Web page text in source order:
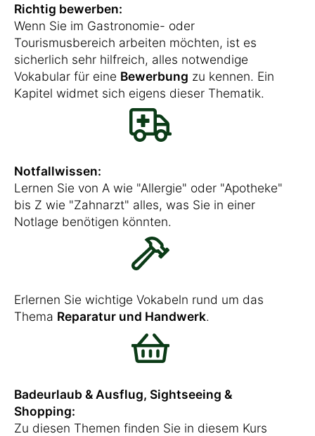
Richtig bewerben:
Wenn Sie im Gastronomie- oder
Tourismusbereich arbeiten möchten, ist es
sicherlich sehr hilfreich, alles notwendige
Vokabular für eine Bewerbung zu kennen. Ein
Kapitel widmet sich eigens dieser Thematik.
Notfallwissen:
Lernen Sie von A wie "Allergie" oder "Apotheke"
bis Z wie "Zahnarzt" alles, was Sie in einer
Notlage benötigen könnten.
Erlernen Sie wichtige Vokabeln rund um das
Thema Reparatur und Handwerk.
Badeurlaub & Ausflug, Sightseeing &
Shopping:
Zu diesen Themen finden Sie in diesem Kurs